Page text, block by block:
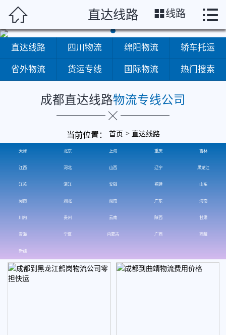
成  首页
直达线路
四川物流
 直达线路 线路 
直达线路 四川物流 绵阳物流 轿车托运
省外物流 货运专线 国际物流 热门搜索
成都直达线路物流专线公司
当前位置： 首页 > 直达线路
天津 北京 上海 重庆 吉林
江西 河北 山西 辽宁 黑龙江
江苏 浙江 安徽 福建 山东
河南 湖北 湖南 广东 海南
川内 贵州 云南 陕西 甘肃
青海 宁夏 内蒙古 广西 西藏
新疆